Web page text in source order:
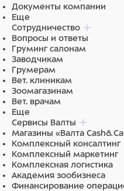
Состав: тунец, курица,
полифенолы чая, льняное
B5, D3, E), ксантановая
Документы компании
Еще
Сотрудничество
Вопросы и ответы
Груминг салонам
Заводчикам
Грумерам
Вет. клиникам
Зоомагазинам
Вет. врачам
Еще
Сервисы Валты
Магазины «Валта
Комплексный консалтинг
Комплексный маркетинг
Комплексная логистика
Академия зообизнеса
Финансирование